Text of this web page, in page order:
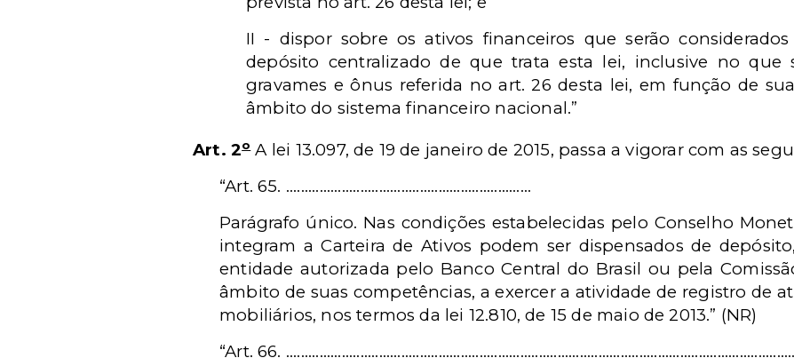
II - dispor sobre os ativos financeiros que serão
depósito centralizado de que trata esta lei, inclusive no que
gravames e ônus referida no art. 26 desta lei, em função de
âmbito do sistema financeiro nacional.”
Art. 2o Alei 13.097, de 19 de janeiro de 2015, passa a vigorar com as
“Art. 65. ..................................................................
Parágrafo único. Nas condições estabelecidas pelo Conselho
integram a Carteira de Ativos podem ser dispensados de
entidade autorizada pelo Banco Central do Brasil ou pela
âmbito de suas competências, a exercer a atividade de registro de
mobiliários, nos termos da lei 12.810, de 15 de maio de 2013.” (NR)
“Art. 66. .................................................................